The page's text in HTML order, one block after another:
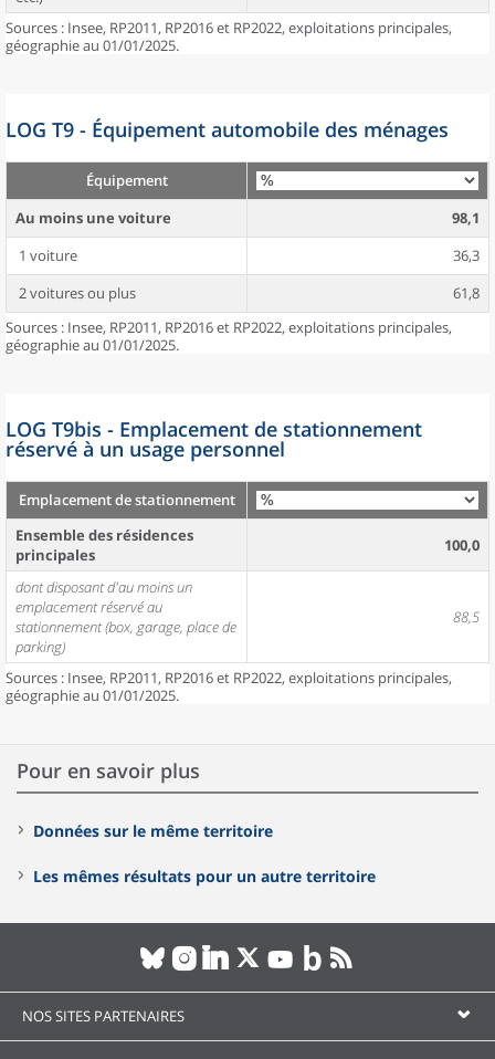
Sources : Insee, RP2011, RP2016 et RP2022, exploitations principales,
géographie au 01/01/2025.
LOG T9 - Équipement automobile des ménages
Équipement
Au moins une voiture
98,1
1 voiture
36,3
2 voitures ou plus
61,8
Sources : Insee, RP2011, RP2016 et RP2022, exploitations principales,
géographie au 01/01/2025.
LOG T9bis - Emplacement de stationnement
réservé à un usage personnel
Emplacement de stationnement
Ensemble des résidences
principales
100,0
dont disposant d'au moins un
emplacement réservé au
stationnement (box, garage, place de
parking)
88,5
Sources : Insee, RP2011, RP2016 et RP2022, exploitations principales,
géographie au 01/01/2025.
Pour en savoir plus
Données sur le même territoire
Les mêmes résultats pour un autre territoire
NOS SITES PARTENAIRES